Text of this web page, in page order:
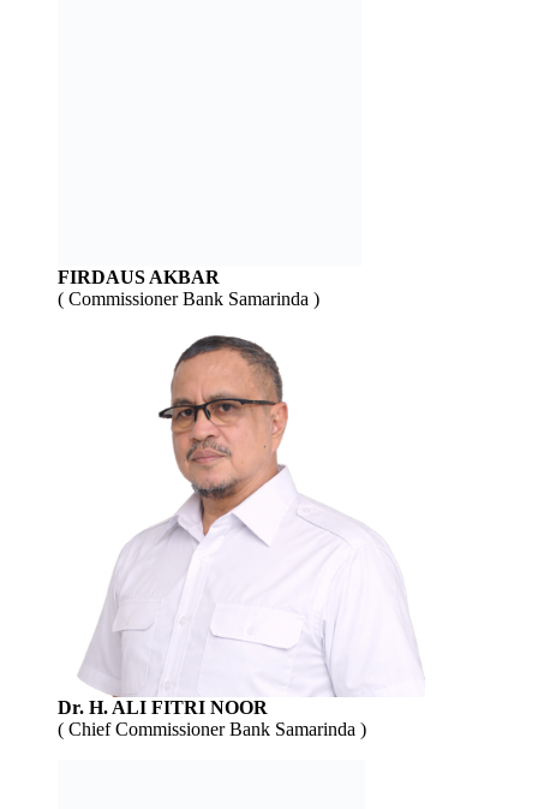
FIRDAUS AKBAR
( Commissioner Bank Samarinda )
Dr. H. ALI FITRI NOOR
( Chief Commissioner Bank Samarinda )